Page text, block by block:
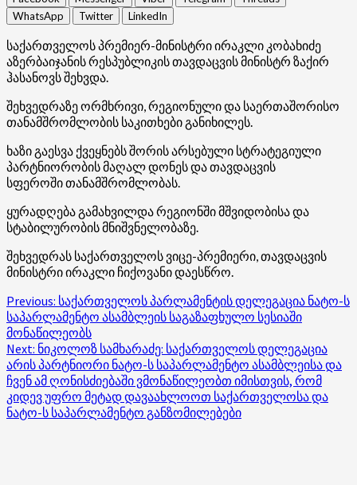
WhatsApp
Twitter LinkedIn
საქართველოს პრემიერ-მინისტრი ირაკლი კობახიძე
აზერბაიჯანის რესპუბლიკის თავდაცვის მინისტრ ზაქირ
ჰასანოვს შეხვდა.
შეხვედრაზე ორმხრივი, რეგიონული და საერთაშორისო
თანამშრომლობის საკითხები განიხილეს.
ხაზი გაესვა ქვეყნებს შორის არსებული სტრატეგიული
პარტნიორობის მაღალ დონეს და თავდაცვის
სფეროში თანამშრომლობას.
ყურადღება გამახვილდა რეგიონში მშვიდობისა და
სტაბილურობის მნიშვნელობაზე.
შეხვედრას საქართველოს ვიცე-პრემიერი, თავდაცვის
მინისტრი ირაკლი ჩიქოვანი დაესწრო.
Post
navigation
Previous: საქართველოს პარლამენტის დელეგაცია ნატო-ს
საპარლამენტო ასამბლეის საგაზაფხულო სესიაში
მონაწილეობს
Next: ნიკოლოზ სამხარაძე: საქართველოს დელეგაცია
არის პარტნიორი ნატო-ს საპარლამენტო ასამბლეისა და
ჩვენ ამ ღონისძიებაში ვმონაწილეობთ იმისთვის, რომ
კიდევ უფრო მეტად დავაახლოოთ საქართველოსა და
ნატო-ს საპარლამენტო განზომილებები